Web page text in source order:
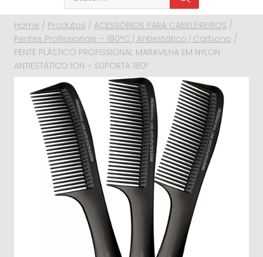
Home / Produtos / ACESSÓRIOS PARA CABELEIREIROS /
Pentes Profissionais – 180°C | Antiestático | Carbono /
PENTE PLÁSTICO PROFISSIONAL MARAVILHA EM NYLON
ANTIESTÁTICO ION – SUPORTA 180º